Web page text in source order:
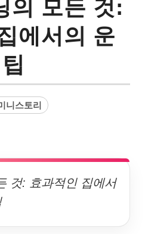
의 모든 것:
에서의 운
니스토리
것: 효과적인 집에서